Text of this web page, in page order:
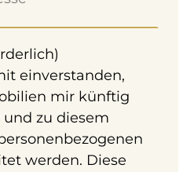
in Neunkirchen
Klimatisiert, Terrasse,
einverstanden,
mir künftig
und zu diesem
werden. Diese